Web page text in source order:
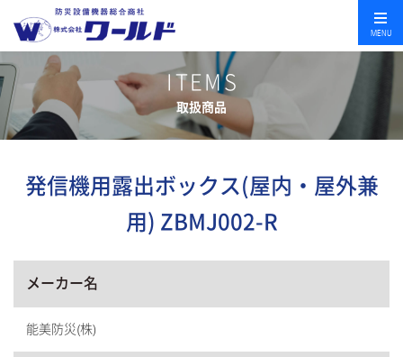
MENU
ITEMS
取扱商品
発信機用露出ボックス(屋内・屋外兼
用) ZBMJ002-R
メーカー名
能美防災(株)